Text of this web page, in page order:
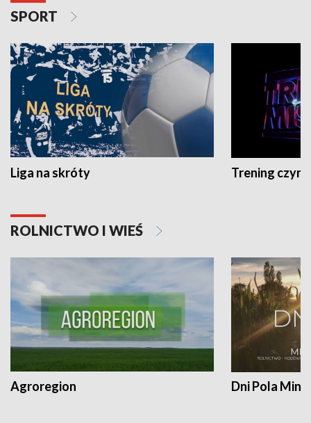
SPORT
Liga na skróty Trening czyni
ROLNICTWO I WIEŚ
Agroregion Dni Pola